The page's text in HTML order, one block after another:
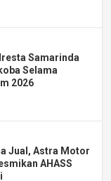
Samarinda
Selama
2026
Jual, Astra Motor
AHASS